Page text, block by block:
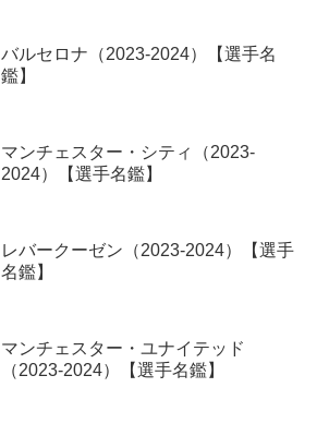
バルセロナ（2023-2024）【選手名
鑑】
マンチェスター・シティ（2023-
2024）【選手名鑑】
レバークーゼン（2023-2024）【選手
名鑑】
マンチェスター・ユナイテッド
（2023-2024）【選手名鑑】